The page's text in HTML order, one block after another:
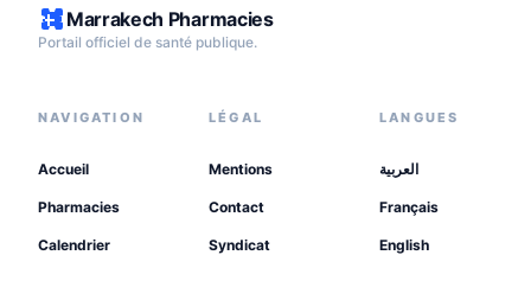
Marrakech Pharmacies
Portail officiel de santé publique.
NAVIGATION
Accueil
Pharmacies
Calendrier
LÉGAL
Mentions
Contact
Syndicat
LANGUES
العربية
Français
English